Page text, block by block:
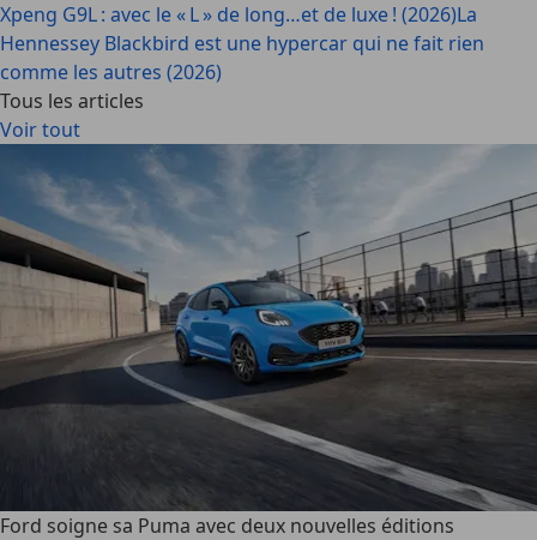
Xpeng G9L : avec le « L » de long…et de luxe ! (2026)La
Hennessey Blackbird est une hypercar qui ne fait rien
comme les autres (2026)
Tous les articles
Voir tout
Ford soigne sa Puma avec deux nouvelles éditions